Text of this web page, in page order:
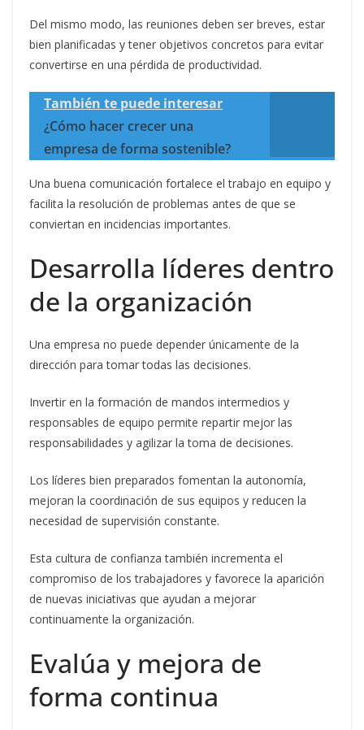
Del mismo modo, las reuniones deben ser breves, estar
bien planificadas y tener objetivos concretos para evitar
convertirse en una pérdida de productividad.
También te puede interesar
¿Cómo hacer crecer una
empresa de forma sostenible?
Una buena comunicación fortalece el trabajo en equipo y
facilita la resolución de problemas antes de que se
conviertan en incidencias importantes.
Desarrolla líderes dentro
de la organización
Una empresa no puede depender únicamente de la
dirección para tomar todas las decisiones.
Invertir en la formación de mandos intermedios y
responsables de equipo permite repartir mejor las
responsabilidades y agilizar la toma de decisiones.
Los líderes bien preparados fomentan la autonomía,
mejoran la coordinación de sus equipos y reducen la
necesidad de supervisión constante.
Esta cultura de confianza también incrementa el
compromiso de los trabajadores y favorece la aparición
de nuevas iniciativas que ayudan a mejorar
continuamente la organización.
Evalúa y mejora de
forma continua